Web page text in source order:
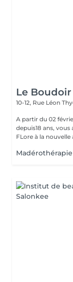
Le
10-12, Rue Léon
A partir du 02 février 2026, Florence, riche
depuis18 ans,
FLore à la nouvelle